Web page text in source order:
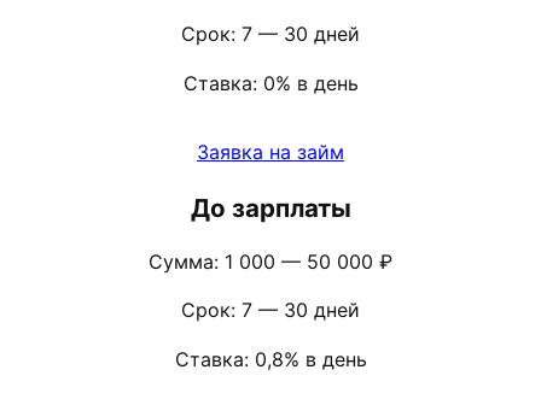
Срок: 7 — 30 дней
Ставка: 0% в день
Заявка на займ
До зарплаты
Сумма: 1 000 — 50 000 ₽
Срок: 7 — 30 дней
Ставка: 0,8% в день